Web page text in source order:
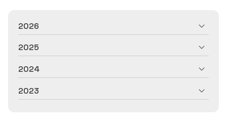
2026
2025
2024
2023